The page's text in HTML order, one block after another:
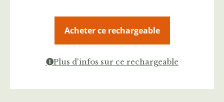
Acheter ce rechargeable
Plus d'infos sur ce rechargeable